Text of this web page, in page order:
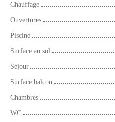
Chauffage
Ouvertures
Piscine
Surface au sol
Séjour
Surface balcon
Chambres
WC